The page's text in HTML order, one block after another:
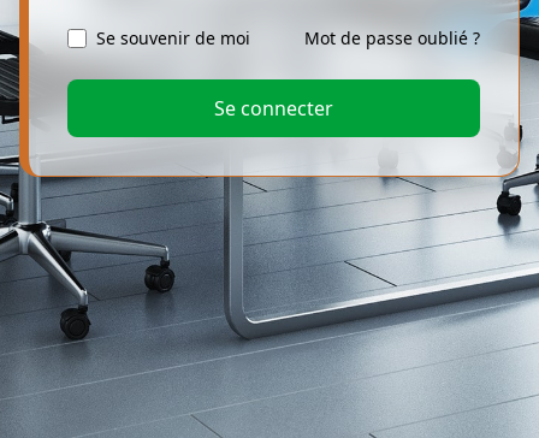
Se souvenir de moi Mot de passe oublié ?
Se connecter